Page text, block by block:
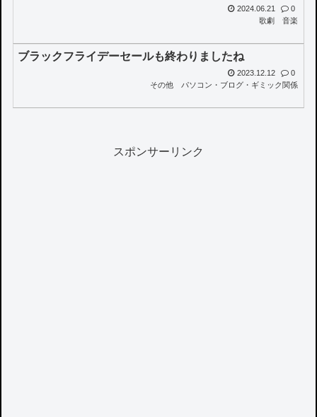
2024.06.21
0
歌劇
音楽
ブラックフライデーセールも終わりましたね
2023.12.12
0
その他
パソコン・ブログ・ギミック関係
スポンサーリンク